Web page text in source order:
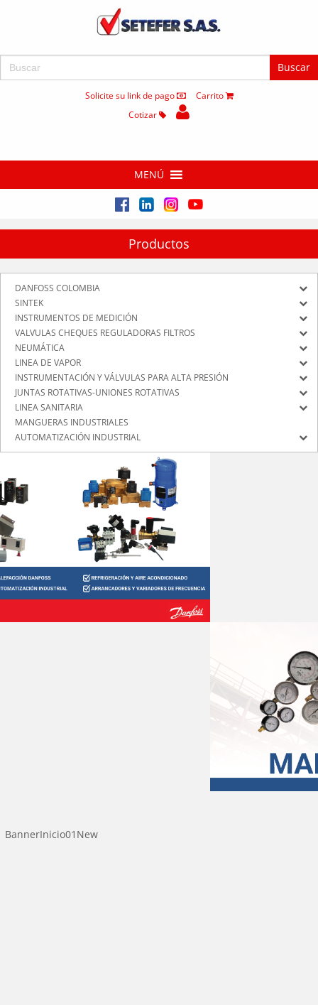
Buscar:
Solicite su link de pago
Carrito
Cotizar
MENÚ
Productos
DANFOSS COLOMBIA
SINTEK
INSTRUMENTOS DE MEDICIÓN
VALVULAS CHEQUES REGULADORAS FILTROS
NEUMÁTICA
LINEA DE VAPOR
INSTRUMENTACIÓN Y VÁLVULAS PARA ALTA PRESIÓN
JUNTAS ROTATIVAS-UNIONES ROTATIVAS
LINEA SANITARIA
MANGUERAS INDUSTRIALES
AUTOMATIZACIÓN INDUSTRIAL